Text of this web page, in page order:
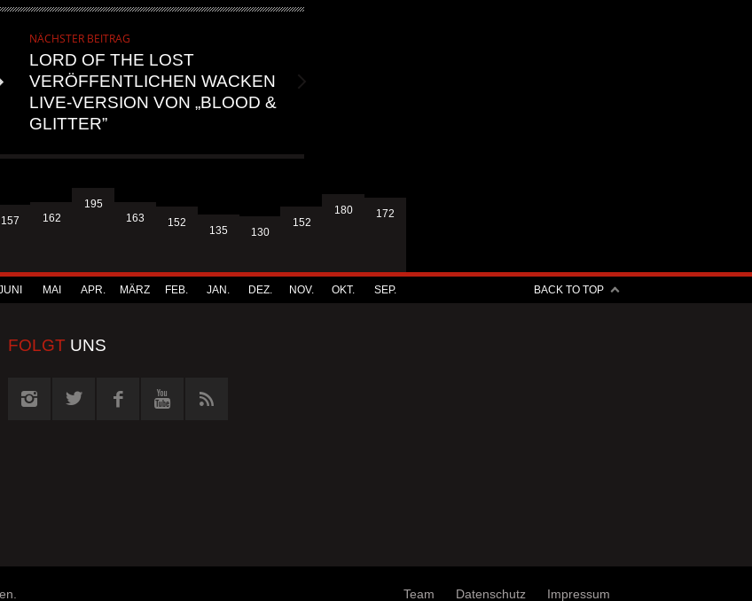
NÄCHSTER BEITRAG
LORD OF THE LOST
VERÖFFENTLICHEN WACKEN
LIVE-VERSION VON „BLOOD &
GLITTER”
157 162
MAI
195
APR.
163
MÄRZ
152
FEB.
135
JAN.
130
DEZ.
152
NOV.
180
OKT.
172
SEP. BACK TO TOP
FOLGT UNS
Team Datenschutz Impressum